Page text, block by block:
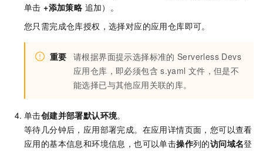
单击+添加策略 追加）。
您只需完成仓库授权，选择对应的应用仓库即可。
重要 请根据界面提示选择标准的 Serverless Devs
应用仓库，即必须包含 s.yaml 文件，但是不
能选择已与其他应用关联的库。
单击创建并部署默认环境。
等待几分钟后，应用部署完成。在应用详情页面，您可以查看
应用的基本信息和环境信息，也可以单击操作列的访问域名登